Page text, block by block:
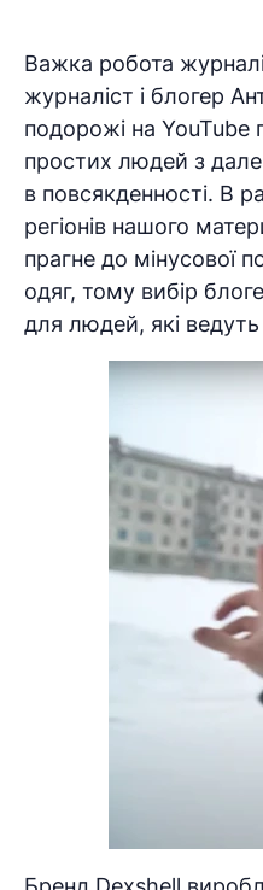
Важка робота
журналіст і блогер
подорожі на YouTube
простих людей з
в повсякденності. В
регіонів нашого
прагне до мінусової
одяг, тому вибір
для людей, які